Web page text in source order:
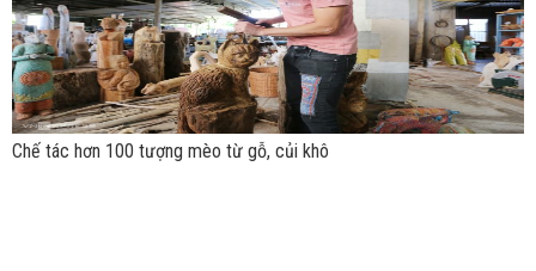
Chế tác hơn 100 tượng mèo từ gỗ, củi khô